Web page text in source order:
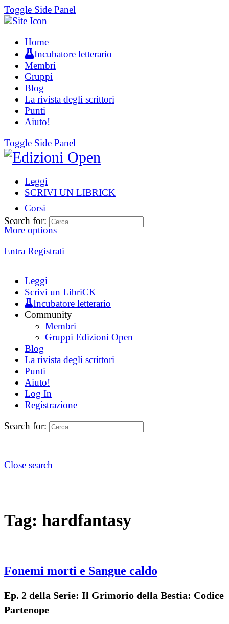
Toggle Side Panel
Home
Incubatore letterario
Membri
Gruppi
Blog
La rivista degli scrittori
Punti
Aiuto!
Toggle Side Panel
Leggi
SCRIVI UN LIBRICK
Corsi
More options
Entra Registrati
Search for:
Leggi
Scrivi un LibriCK
Incubatore letterario
Community
Membri
Gruppi Edizioni Open
Blog
La rivista degli scrittori
Punti
Aiuto!
Log In
Registrazione
Search for:
Close search
Tag: hardfantasy
Fonemi morti e Sangue caldo
Ep. 2 della Serie: Il Grimorio della Bestia: Codice
Partenope